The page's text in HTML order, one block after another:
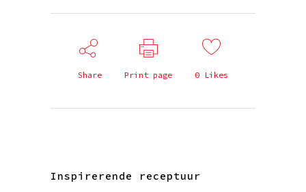
Share Print page 0 Likes
Inspirerende receptuur